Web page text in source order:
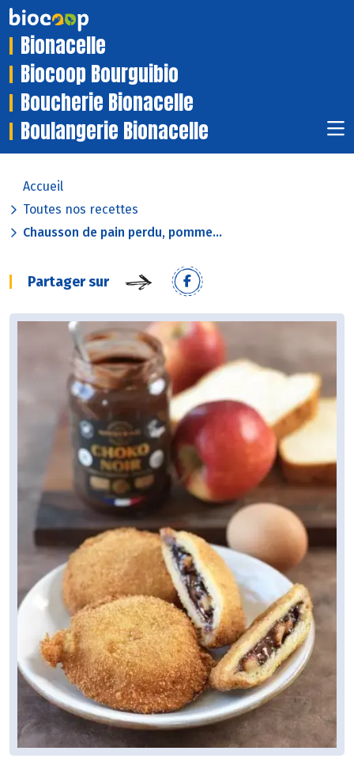
Bionacelle
Biocoop Bourguibio
Boucherie Bionacelle
Boulangerie Bionacelle
Accueil
Toutes nos recettes
Chausson de pain perdu, pomme...
Partager sur